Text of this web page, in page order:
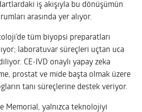
iş akışıyla bu dönüşümün
arasında yer alıyor.
tüm biyopsi preparatları
laboratuvar süreçleri uçtan uca
CE-IVD onaylı yapay zeka
prostat ve mide başta olmak üzere
tanı süreçlerine destek veriyor.
Memorial, yalnızca teknolojiyi